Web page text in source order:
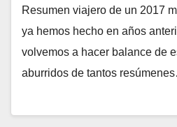
Resumen viajero de un 2017
ya hemos hecho en años
volvemos a hacer balance de
aburridos de tantos